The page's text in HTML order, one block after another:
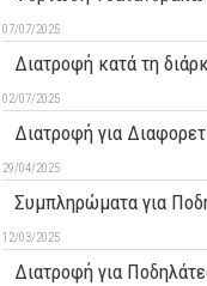
07/07/2025
Διατροφή κατά τη
02/07/2025
Διατροφή για
29/04/2025
Συμπληρώματα για
12/03/2025
Διατροφή για